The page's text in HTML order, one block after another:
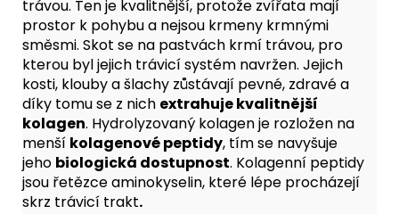
trávou. Ten je kvalitnější, protože zvířata mají
prostor k pohybu a nejsou krmeny krmnými
směsmi. Skot se na pastvách krmí trávou, pro
kterou byl jejich trávicí systém navržen. Jejich
kosti, klouby a šlachy zůstávají pevné, zdravé a
díky tomu se z nich extrahuje kvalitnější
kolagen. Hydrolyzovaný kolagen je rozložen na
menší kolagenové peptidy, tím se navyšuje
jeho biologická dostupnost. Kolagenní peptidy
jsou řetězce aminokyselin, které lépe procházejí
skrz trávicí trakt.